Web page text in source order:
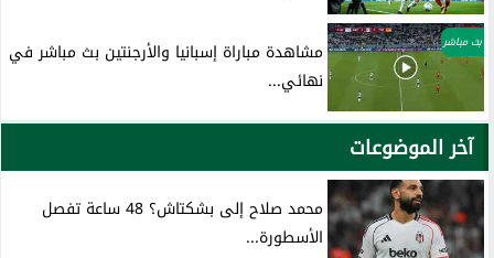
بث مباشر
مشاهدة مباراة إسبانيا والأرجنتين بث مباشر في
نهائي...
آخر الموضوعات
محمد صلاح إلى بشكتاش؟ 48 ساعة تفصل
الأسطورة...